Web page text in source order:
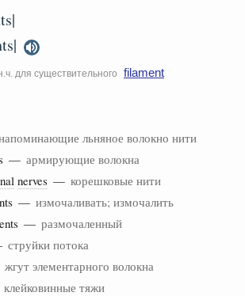
для существительного filament
льняное волокно нити
— армирующие волокна
nerves — корешковые нити
— измочаливать; измочалить
— размочаленный
струйки потока
жгут элементарного волокна
клейковинные тяжи